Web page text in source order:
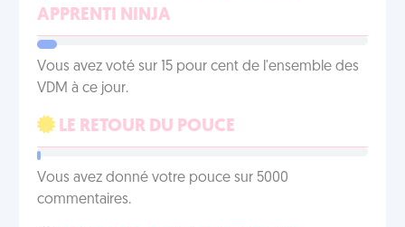
APPRENTI NINJA
Vous avez voté sur 15 pour cent de l'ensemble des
VDM à ce jour.
LE RETOUR DU POUCE
Vous avez donné votre pouce sur 5000
commentaires.